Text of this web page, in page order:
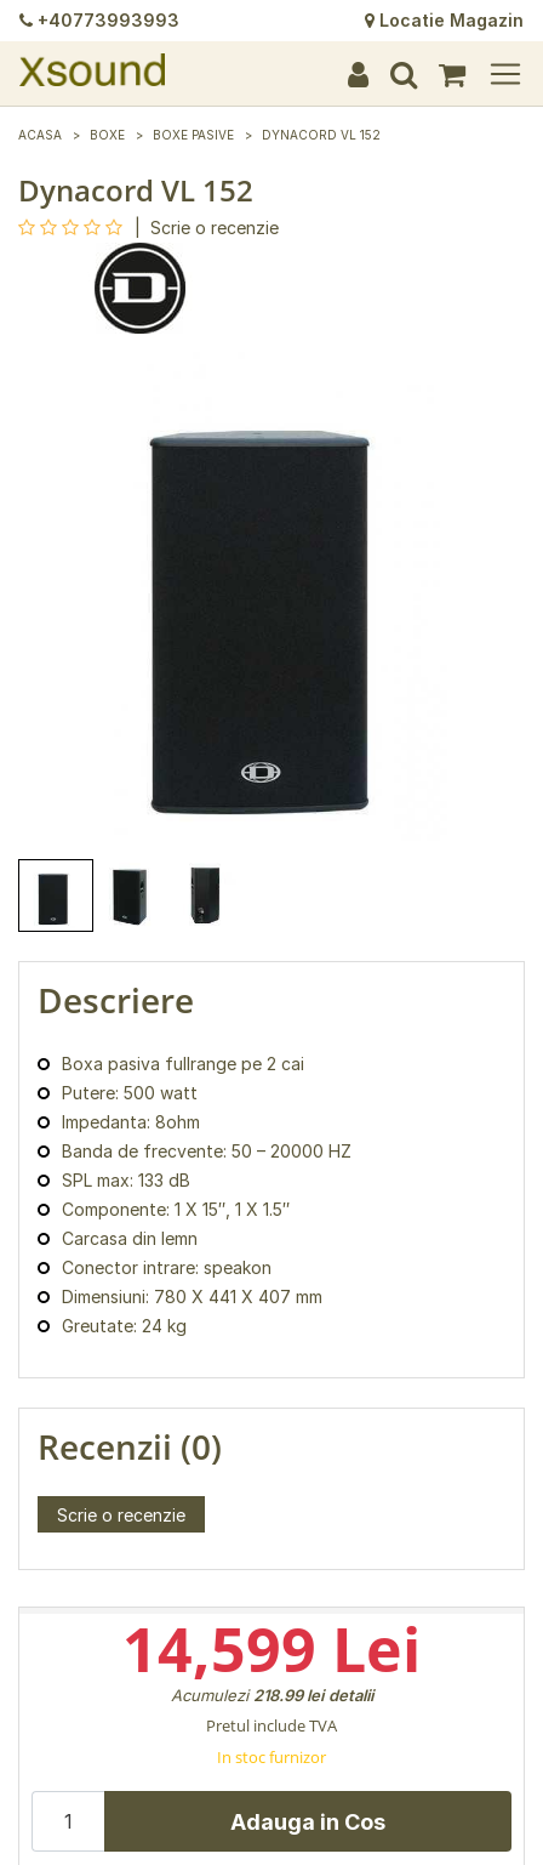
+40773993993 Locatie Magazin
+
+
+
+
+
+
+
+
+
+
+
+
+
+
ACASA BOXE BOXE PASIVE DYNACORD VL 152
Dynacord VL 152
Scrie o recenzie
Descriere
Boxa pasiva fullrange pe 2 cai
Putere: 500 watt
Impedanta: 8ohm
Banda de frecvente: 50 – 20000 HZ
SPL max: 133 dB
Componente: 1 X 15″, 1 X 1.5″
Carcasa din lemn
Conector intrare: speakon
Dimensiuni: 780 X 441 X 407 mm
Greutate: 24 kg
Recenzii (0)
Scrie o recenzie
14,599 Lei
Acumulezi218.99 lei detalii
Pretul include TVA
In stoc furnizor
Adauga in Cos